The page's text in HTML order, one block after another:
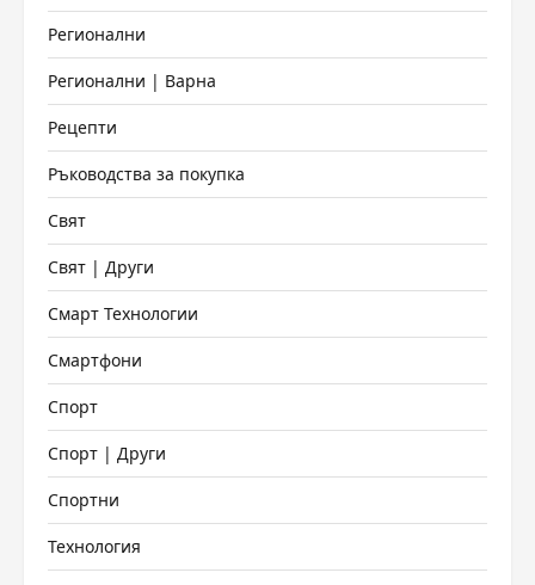
Регионални
Регионални | Варна
Рецепти
Ръководства за покупка
Свят
Свят | Други
Смарт Технологии
Смартфони
Спорт
Спорт | Други
Спортни
Технология